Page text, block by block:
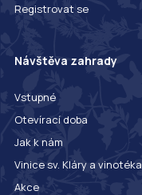
Registrovat se
Návštěva zahrady
Vstupné
Otevírací doba
Jak k nám
Vinice sv. Kláry a vinotéka
Akce